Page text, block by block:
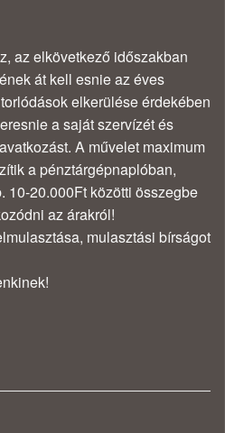
az elkövetkező időszakban
át kell esnie az éves
elkerülése érdekében
a saját szervízét és
A művelet maximum
a pénztárgépnaplóban,
10-20.000Ft közötti összegbe
az árakról!
mulasztási bírságot